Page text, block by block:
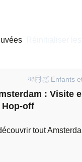
Enfants
: Visite
off
tout